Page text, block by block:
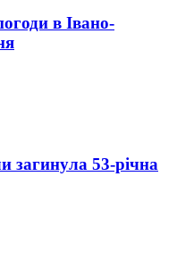
в Івано-
загинула 53-річна